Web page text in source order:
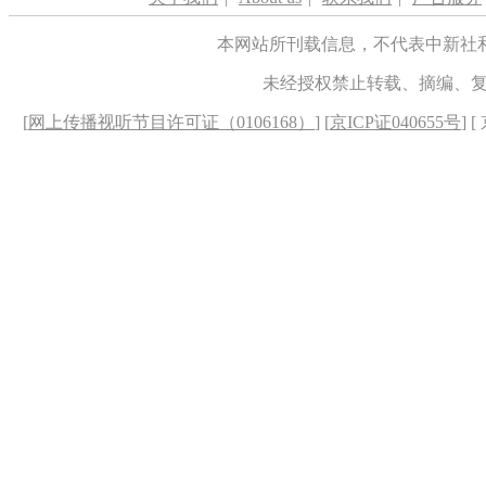
本网站所刊载信息，不代表中新
未经授权禁止转载、摘编、
[网上传播视听节目许可证（0106168） ] [京ICP证040655号] [